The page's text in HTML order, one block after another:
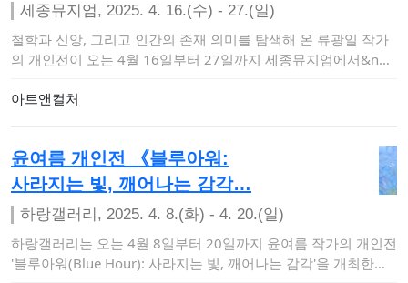
세종뮤지엄, 2025. 4. 16.(수) - 27.(일)
철학과 신앙, 그리고 인간의 존재 의미를 탐색해 온 류광일 작가
의 개인전이 오는 4월 16일부터 27일까지 세종뮤지엄에서&n
아트앤컬처
윤여름 개인전 《블루아워:
사라지는 빛, 깨어나는 감각…
하랑갤러리, 2025. 4. 8.(화) - 4. 20.(일)
하랑갤러리는 오는 4월 8일부터 20일까지 윤여름 작가의 개인전
'블루아워(Blue Hour): 사라지는 빛, 깨어나는 감각'을 개최한다